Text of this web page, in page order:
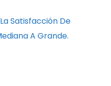
Satisfacción De
A Grande.